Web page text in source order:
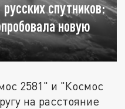
спутников:
новую
2581" и "Космос
на расстояние